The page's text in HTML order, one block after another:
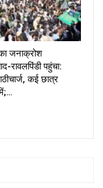
जनाक्रोश
रावलपिंडी पहुंचा:
कई छात्र